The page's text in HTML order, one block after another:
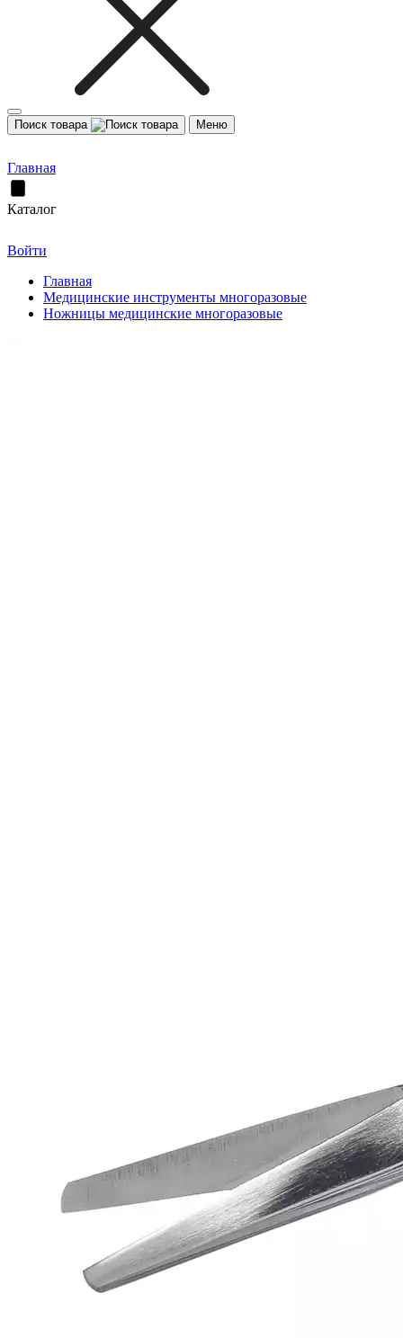
Поиск товара Меню
Главная
Каталог
Войти
Главная
Медицинские инструменты многоразовые
Ножницы медицинские многоразовые